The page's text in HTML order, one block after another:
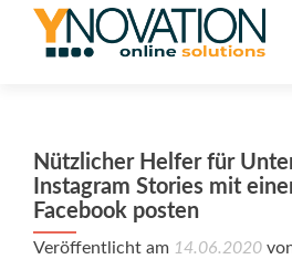
Nützlicher Helfer für
Instagram Stories mit
Facebook posten
Veröffentlicht am 14.06.2020